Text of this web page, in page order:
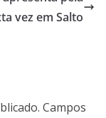
vez em Salto
Campos